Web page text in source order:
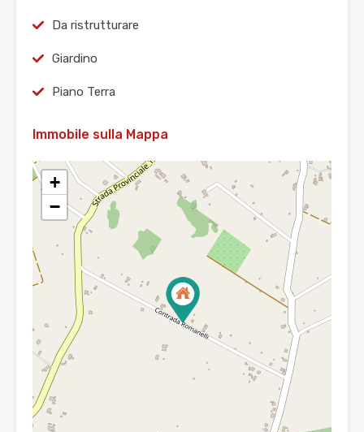
Da ristrutturare
Giardino
Piano Terra
Immobile sulla Mappa
+
−